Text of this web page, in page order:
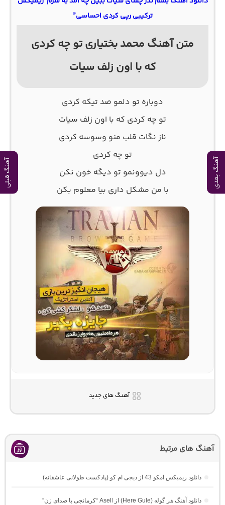
آهنگ بعدی آهنگ قبلی
ترکیبی رپی کردی احساسی”
متن آهنگ محمد بختیاری تو چه کردی
که با اون زلف سیات
دوباره تو دلمو صد تیکه کردی
تو چه کردی که با اون زلف سیات
ناز نگات قلب منو وسوسه کردی
تو چه کردی
دل دیوونمو تو دیگه خون نکن
با من مشکل داری بیا معلوم بکن
آهنگ های جدید
آهنگ های مرتبط
دانلود ریمیکس امکو 43 از دیجی ام کو (پادکست طولانی عاشقانه)
دانلود آهنگ هر گوله (Here Gule) از Asell “کرمانجی با صدای زن”